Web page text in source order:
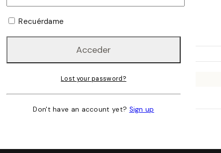
Recuérdame
Lost your password?
Don't have an account yet? Sign up